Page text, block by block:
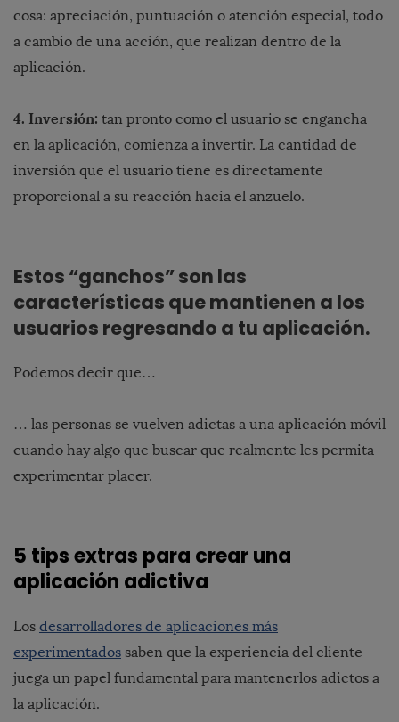
cosa: apreciación, puntuación o atención especial, todo
a cambio de una acción, que realizan dentro de la
aplicación.
4. Inversión: tan pronto como el usuario se engancha
en la aplicación, comienza a invertir. La cantidad de
inversión que el usuario tiene es directamente
proporcional a su reacción hacia el anzuelo.
Estos “ganchos” son las
características que mantienen a los
usuarios regresando a tu aplicación.
Podemos decir que…
… las personas se vuelven adictas a una aplicación móvil
cuando hay algo que buscar que realmente les permita
experimentar placer.
5 tips extras para crear una
aplicación adictiva
Los desarrolladores de aplicaciones más
experimentados saben que la experiencia del cliente
juega un papel fundamental para mantenerlos adictos a
la aplicación.